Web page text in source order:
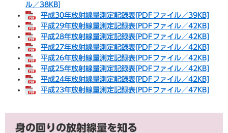
ル／38KB]
平成30年放射線量測定記録表[PDFファイル／39KB]
平成29年放射線量測定記録表[PDFファイル／42KB]
平成28年放射線量測定記録表[PDFファイル／42KB]
平成27年放射線量測定記録表[PDFファイル／42KB]
平成26年放射線量測定記録表[PDFファイル／42KB]
平成25年放射線量測定記録表[PDFファイル／42KB]
平成24年放射線量測定記録表[PDFファイル／42KB]
平成23年放射線量測定記録表[PDFファイル／47KB]
身の回りの放射線量を知る